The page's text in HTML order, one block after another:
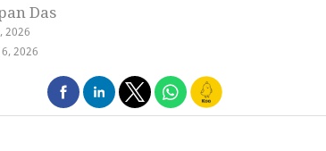
Das
2026
2026